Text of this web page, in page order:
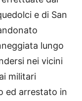
e di San
lungo
nei vicini
militari
ed arrestato in